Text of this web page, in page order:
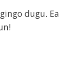
dugu. Ea